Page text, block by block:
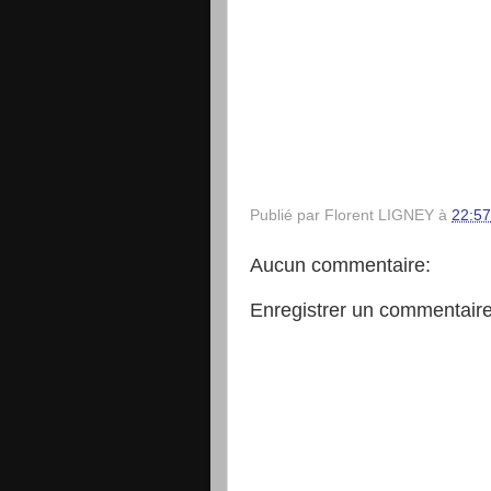
Publié par Florent LIGNEY à 22:57
Aucun commentaire:
Enregistrer un